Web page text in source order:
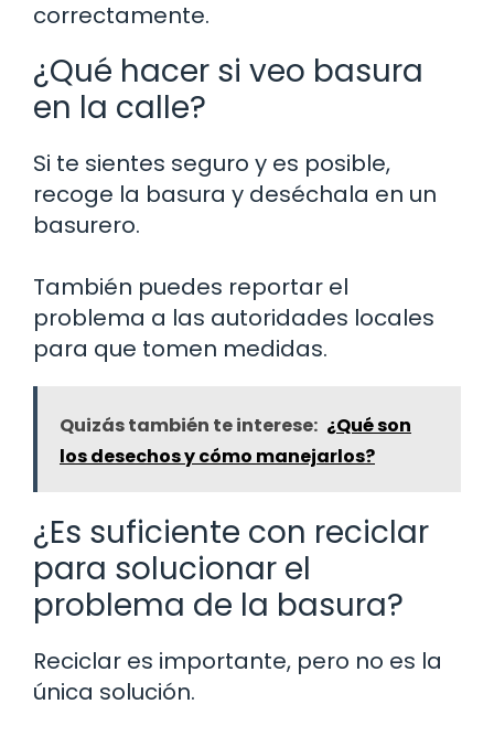
correctamente.
¿Qué hacer si veo basura
en la calle?
Si te sientes seguro y es posible,
recoge la basura y deséchala en un
basurero.
También puedes reportar el
problema a las autoridades locales
para que tomen medidas.
Quizás también te interese: ¿Qué son
los desechos y cómo manejarlos?
¿Es suficiente con reciclar
para solucionar el
problema de la basura?
Reciclar es importante, pero no es la
única solución.